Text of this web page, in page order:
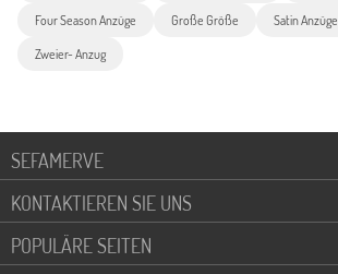
Four Season Anzüge Große Größe Satin Anzüge
Zweier- Anzug
SEFAMERVE
KONTAKTIEREN SIE UNS
POPULÄRE SEITEN